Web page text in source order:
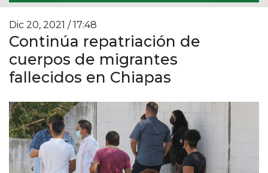
Dic 20, 2021 / 17:48
Continúa repatriación de
cuerpos de migrantes
fallecidos en Chiapas